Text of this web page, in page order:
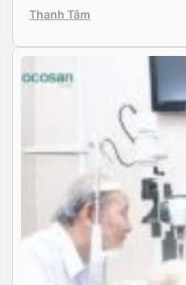
phí khám mắt và không biết
Thanh Tâm